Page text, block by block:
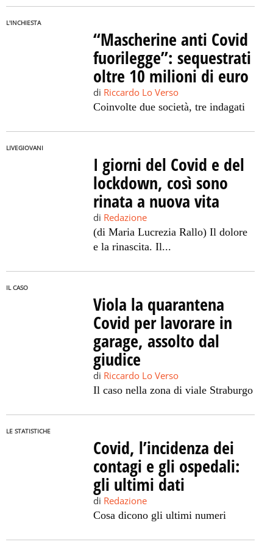
L'INCHIESTA
“Mascherine anti Covid
fuorilegge”: sequestrati
oltre 10 milioni di euro
di Riccardo Lo Verso
Coinvolte due società, tre indagati
LIVEGIOVANI
I giorni del Covid e del
lockdown, così sono
rinata a nuova vita
di Redazione
(di Maria Lucrezia Rallo) Il dolore
e la rinascita. Il...
IL CASO
Viola la quarantena
Covid per lavorare in
garage, assolto dal
giudice
di Riccardo Lo Verso
Il caso nella zona di viale Straburgo
LE STATISTICHE
Covid, l’incidenza dei
contagi e gli ospedali:
gli ultimi dati
di Redazione
Cosa dicono gli ultimi numeri